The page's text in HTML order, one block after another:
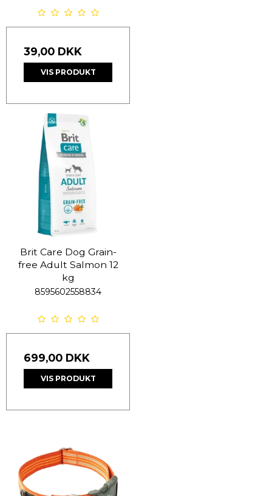
39,00 DKK
VIS PRODUKT
Brit Care Dog Grain-
free Adult Salmon 12
kg
8595602558834
699,00 DKK
VIS PRODUKT